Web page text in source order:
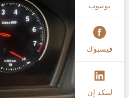
يوتيوب
فيسبوك
لينكد إن